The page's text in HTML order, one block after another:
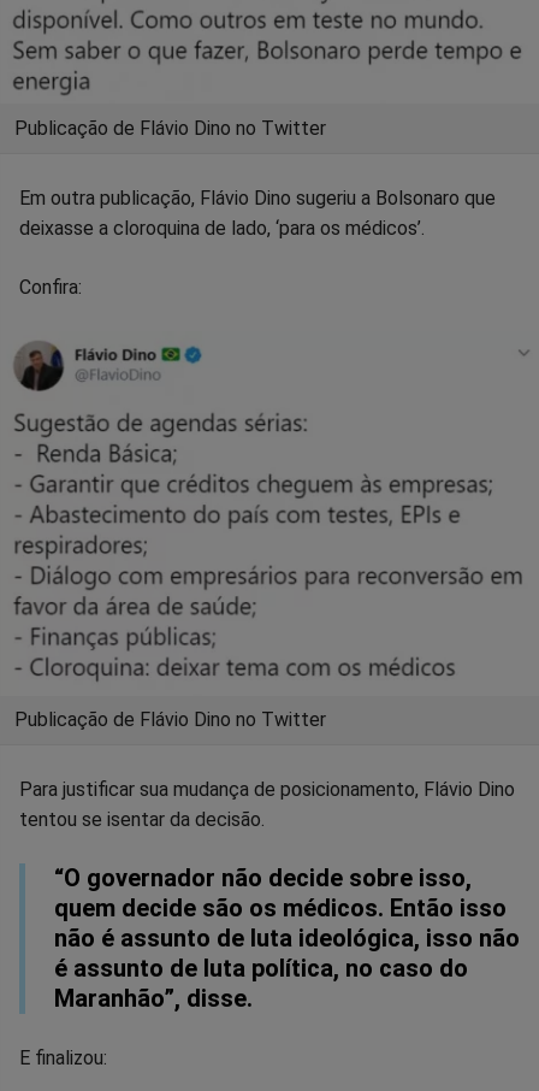
Publicação de Flávio Dino no Twitter
Em outra publicação, Flávio Dino sugeriu a Bolsonaro que
deixasse a cloroquina de lado, ‘para os médicos’.
Confira:
Publicação de Flávio Dino no Twitter
Para justificar sua mudança de posicionamento, Flávio Dino
tentou se isentar da decisão.
“O governador não decide sobre isso,
quem decide são os médicos. Então isso
não é assunto de luta ideológica, isso não
é assunto de luta política, no caso do
Maranhão”, disse.
E finalizou: